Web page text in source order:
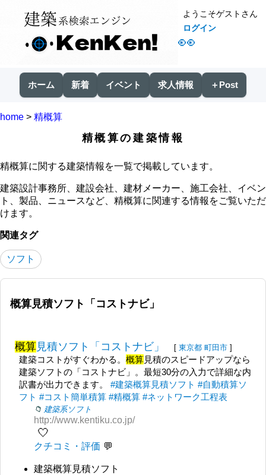
👀
ようこそゲストさん
ログイン
ホーム 新着 イベント 求人情報 ＋Post
home > 精概算
精概算の建築情報
精概算に関する建築情報を一覧で掲載しています。
建築設計事務所、建設会社、建材メーカー、施工会社、イベン
ト、製品、ニュースなど、精概算に関連する情報をご覧いただ
けます。
関連タグ
ソフト
概算見積ソフト「コストナビ」
概算見積ソフト「コストナビ」 [ 東京都 町田市 ]
建築コストがすぐわかる。概算見積のスピードアップなら
建築ソフトの「コストナビ」。最短30分の入力で詳細な内
訳書が出力できます。#建築概算見積ソフト #自動積算ソ
フト #コスト簡単積算 #精概算 #ネットワーク工程表
建築系ソフト
http://www.kentiku.co.jp/
🤍
クチコミ・評価
建築概算見積ソフト